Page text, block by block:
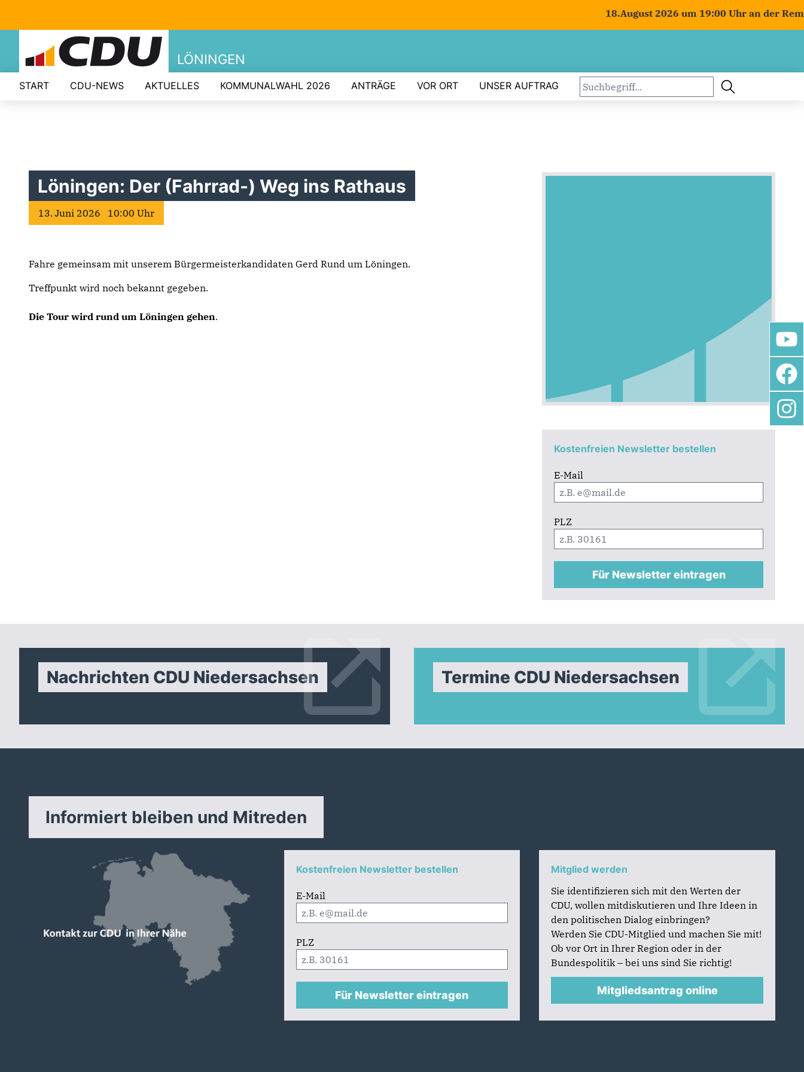
18.August 2026 um 19:00 Uhr an der
LÖNINGEN
START CDU-NEWS AKTUELLES KOMMUNALWAHL 2026 ANTRÄGE VOR ORT UNSER AUFTRAG
Kostenfreien Newsletter bestellen
E-Mail
PLZ
Für Newsletter eintragen
Löningen: Der (Fahrrad-) Weg ins Rathaus
13. Juni 2026 10:00 Uhr
Fahre gemeinsam mit unserem Bürgermeisterkandidaten Gerd Rund um Löningen.
Treffpunkt wird noch bekannt gegeben.
Die Tour wird rund um Löningen gehen.
Nachrichten CDU Niedersachsen Termine CDU Niedersachsen
Informiert bleiben und Mitreden
Kostenfreien Newsletter bestellen
E-Mail
PLZ
Für Newsletter eintragen
Mitglied werden
Sie identifizieren sich mit den Werten der
CDU, wollen mitdiskutieren und Ihre Ideen in
den politischen Dialog einbringen?
Werden Sie CDU-Mitglied und machen Sie mit!
Ob vor Ort in Ihrer Region oder in der
Bundespolitik – bei uns sind Sie richtig!
Mitgliedsantrag online